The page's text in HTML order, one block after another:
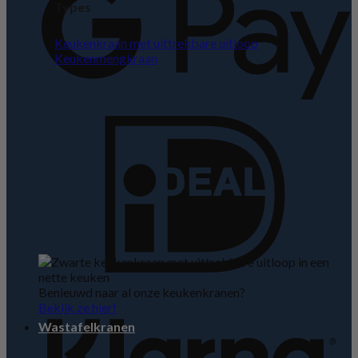
Types
Keukenkraan met uittrekbare uitloop
Keukenmengkraan
Benieuwd naar al onze keukenkranen?
Bekijk ze hier!
Wastafelkranen